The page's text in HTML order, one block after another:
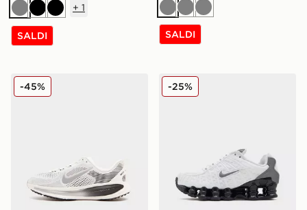
Grigio
NeroNero
+ 1
SALDI
GrigioGrigioGrigio
SALDI
Nike Vomero 18 Junior
-45% Nike Shox TL Junior
-25%